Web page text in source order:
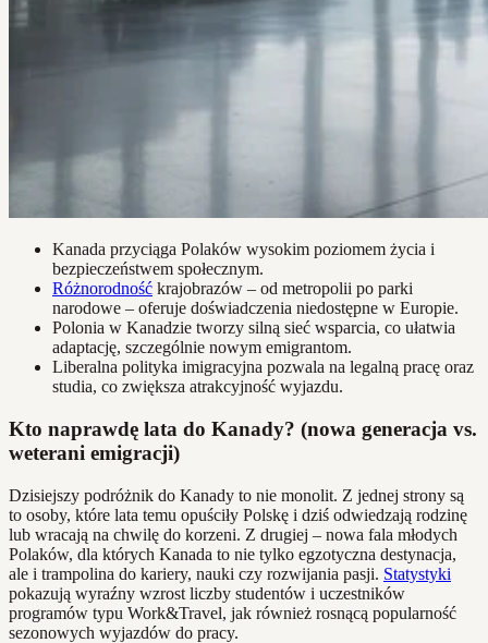
Kanada przyciąga Polaków wysokim poziomem życia i
bezpieczeństwem społecznym.
Różnorodność krajobrazów – od metropolii po parki
narodowe – oferuje doświadczenia niedostępne w Europie.
Polonia w Kanadzie tworzy silną sieć wsparcia, co ułatwia
adaptację, szczególnie nowym emigrantom.
Liberalna polityka imigracyjna pozwala na legalną pracę oraz
studia, co zwiększa atrakcyjność wyjazdu.
Kto naprawdę lata do Kanady? (nowa generacja vs.
weterani emigracji)
Dzisiejszy podróżnik do Kanady to nie monolit. Z jednej strony są
to osoby, które lata temu opuściły Polskę i dziś odwiedzają rodzinę
lub wracają na chwilę do korzeni. Z drugiej – nowa fala młodych
Polaków, dla których Kanada to nie tylko egzotyczna destynacja,
ale i trampolina do kariery, nauki czy rozwijania pasji. Statystyki
pokazują wyraźny wzrost liczby studentów i uczestników
programów typu Work&Travel, jak również rosnącą popularność
sezonowych wyjazdów do pracy.